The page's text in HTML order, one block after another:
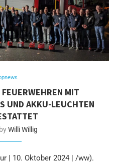
MIT
UND AKKU-LEUCHTEN
Willi Willig
| 10. Oktober 2024 | /ww).